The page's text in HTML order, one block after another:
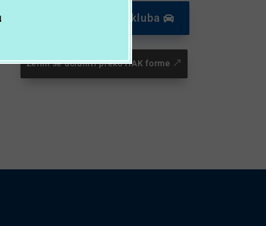
Postani član autokluba
Želim se učlaniti preko HAK forme